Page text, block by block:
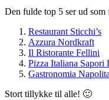
Den fulde top 5 ser ud som
Restaurant Sticchi’s
Azzura Nordkraft
Il Ristorante Fellini
Pizza Italiana Sapori
Gastronomia
Stort tillykke til alle! 🙂